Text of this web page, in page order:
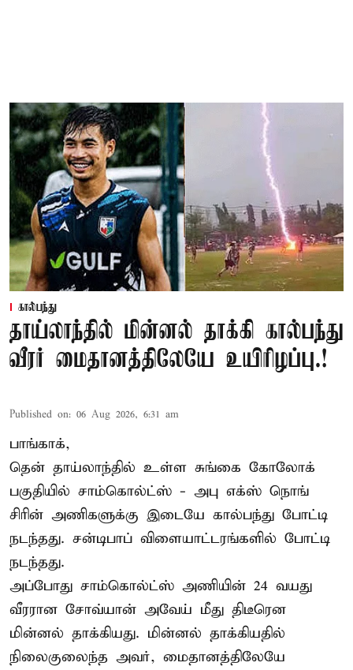
கால்பந்து
தாய்லாந்தில் மின்னல் தாக்கி கால்பந்து
வீரர் மைதானத்திலேயே உயிரிழப்பு.!
Published on: 06 Aug 2026, 6:31 am
பாங்காக்,
தென் தாய்லாந்தில் உள்ள சுங்கை கோலோக்
பகுதியில் சாம்கொல்ட்ஸ் - அபு எக்ஸ் நொங்
சிரின் அணிகளுக்கு இடையே கால்பந்து போட்டி
நடந்தது. சன்டிபாப் விளையாட்டரங்களில் போட்டி
நடந்தது.
அப்போது சாம்கொல்ட்ஸ் அணியின் 24 வயது
வீரரான சோவ்யான் அவேய் மீது திடீரென
மின்னல் தாக்கியது. மின்னல் தாக்கியதில்
நிலைகுலைந்த அவர், மைதானத்திலேயே